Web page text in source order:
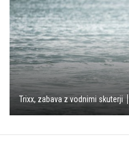
Trixx, zabava z vodnimi skuterji